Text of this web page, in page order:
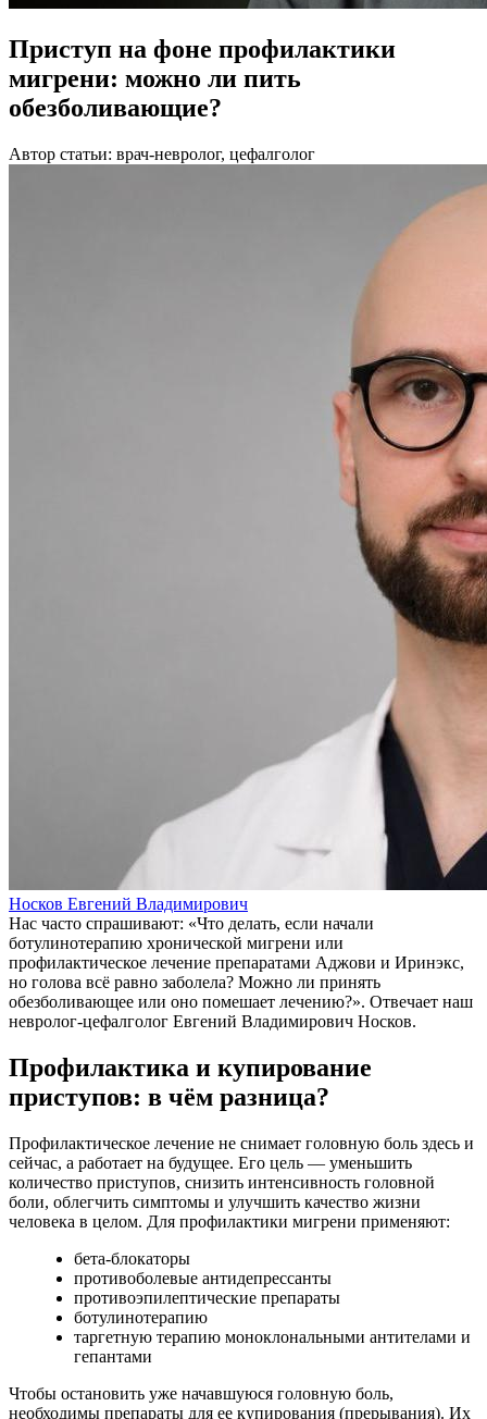
Приступ на фоне профилактики
мигрени: можно ли пить
обезболивающие?
Автор статьи: врач-невролог, цефалголог
Носков Евгений Владимирович
Нас часто спрашивают: «Что делать, если начали
ботулинотерапию хронической мигрени или
профилактическое лечение препаратами Аджови и Иринэкс,
но голова всё равно заболела? Можно ли принять
обезболивающее или оно помешает лечению?». Отвечает наш
невролог-цефалголог Евгений Владимирович Носков.
Профилактика и купирование
приступов: в чём разница?
Профилактическое лечение не снимает головную боль здесь и
сейчас, а работает на будущее. Его цель — уменьшить
количество приступов, снизить интенсивность головной
боли, облегчить симптомы и улучшить качество жизни
человека в целом. Для профилактики мигрени применяют:
бета-блокаторы
противоболевые антидепрессанты
противоэпилептические препараты
ботулинотерапию
таргетную терапию моноклональными антителами и
гепантами
Чтобы остановить уже начавшуюся головную боль,
необходимы препараты для ее купирования (прерывания). Их